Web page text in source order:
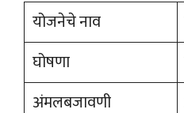
योजनेचे नाव
घोषणा
अंमलबजावणी